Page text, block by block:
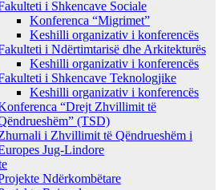
i Shkencave Sociale
Konferenca “Migrimet”
Keshilli organizativ i konferencës
i Ndërtimtarisë dhe Arkitekturës
Keshilli organizativ i konferencës
i Shkencave Teknologjike
Keshilli organizativ i konferencës
“Drejt Zhvillimit të
(TSD)
i Zhvillimit të Qëndrueshëm i
Jug-Lindore
Ndërkombëtare